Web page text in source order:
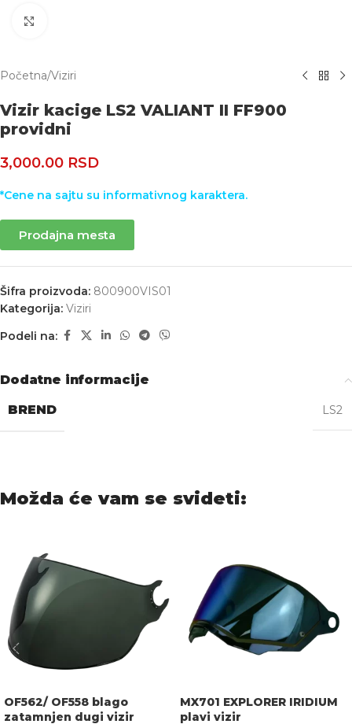
Početna/Viziri
Vizir kacige LS2 VALIANT II FF900
providni
3,000.00 RSD
*Cene na sajtu su informativnog karaktera.
Prodajna mesta
Šifra proizvoda: 800900VIS01
Kategorija: Viziri
Podeli na:
Dodatne informacije
BREND
LS2
Možda će vam se svideti:
OF562/ OF558 blago
zatamnjen dugi vizir
MX701 EXPLORER IRIDIUM
plavi vizir